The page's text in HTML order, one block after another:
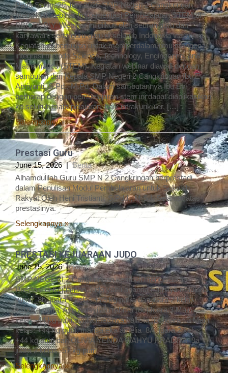
Pada Senin, 29 Juni 2026 SMP Negeri 2 Cangkringan
mengikuti webinar Implementasi Pembelajaran STEM di
BBGTK DIY. Webinar ini diikuti oleh seuruh guru dan
karyawan, serta guru-guru di seluruh Indonesia via zoom.
Kegiatan ini bertujuan untuk memperdalam ilmu mengenai
integrasi metode Science, Technology, Engineering, and
Mathematics (STEM). Kegiatan webinar diawali dengan
sambutan dari Kepala SMP Negeri 2 Cangkringan Ibu Evi
Apriyanti, S.Pd., M.Pd. Dalam sambutannya Ibu Evi
berharap dengan pembelajaran stem ini dapat diaplikasikan
ke seluruh mata pelajaran, baik intrakurikuler, […]
Selengkapnya »
Prestasi Guru
June 15, 2026 |Berita
Alhamdulilah Guru SMP N 2 Cangkringan berprestadi
dalam Penulisan Modul Pembelajaran untuk Sekolah
Rakyat Oleh Heni Tristianti, S.Pd.I., M.S.I. Selamat atas
prestasinya.
Selengkapnya »
PRESTASI KEJUARAAN JUDO
June 15, 2026 |Berita
SMP NEGERI 2 Cangkringan kembali mencatatkan
Prestasi di Kejuaraan Judo yaitu ananda Faristya maulana
yusuf_8b_juara 2 kelas +73 kg putra dan juara 2 kelas
+100kg putra, Ayu amsyilatu rahma (8c)Juara:3 Main
kelas:-44 kg putri,cyrilla meishya callista (8c)juara : 3 Main
kelas: +44 kg putri, marisa eka amelia_8A_juara 2 kelas
+44 kg putri dan OLIVIA YENDA WAHYU PRADITA_9a_
juara 2 kelas -57 kg putri
Selengkapnya »